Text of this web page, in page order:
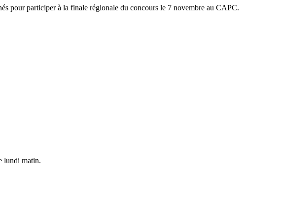
pour participer à la finale régionale du concours le 7 novembre au CAPC.
lundi matin.